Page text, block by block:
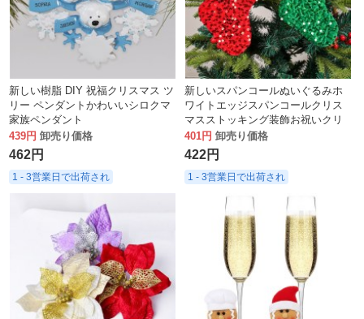
新しい樹脂 DIY 祝福クリスマス ツ
リー ペンダントかわいいシロクマ
家族ペンダント
439円 卸売り価格
462円
1 - 3営業日で出荷され
新しいスパンコールぬいぐるみホ
ワイトエッジスパンコールクリス
マスストッキング装飾お祝いクリ
スマスツリーキャンディーバッグ
ペンダントクリスマスギフトバッ
401円 卸売り価格
422円
1 - 3営業日で出荷され